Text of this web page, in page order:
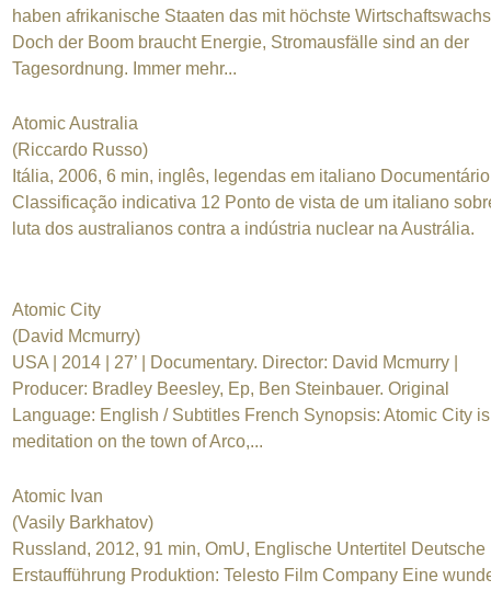
haben afrikanische Staaten das mit höchste
Doch der Boom braucht Energie, Stromausfälle sind an der
Tagesordnung. Immer mehr...
Atomic Australia
(Riccardo Russo)
Itália, 2006, 6 min, inglês, legendas em italiano Documentário
Classificação indicativa 12 Ponto de vista de um italiano
luta dos australianos contra a indústria nuclear na Austrália.
Atomic City
(David Mcmurry)
USA | 2014 | 27’ | Documentary. Director: David Mcmurry |
Producer: Bradley Beesley, Ep, Ben Steinbauer. Original
Language: English / Subtitles French Synopsis: Atomic City
meditation on the town of Arco,...
Atomic Ivan
(Vasily Barkhatov)
Russland, 2012, 91 min, OmU, Englische Untertitel Deutsche
Erstaufführung Produktion: Telesto Film Company Eine